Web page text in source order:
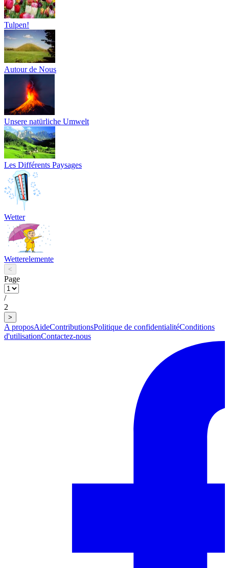
Tulpen!
Autour de Nous
Unsere natürliche Umwelt
Les Différents Paysages
Wetter
Wetterelemente
<
Page
/
2
>
A proposAideContributionsPolitique de confidentialitéConditions
d'utilisationContactez-nous